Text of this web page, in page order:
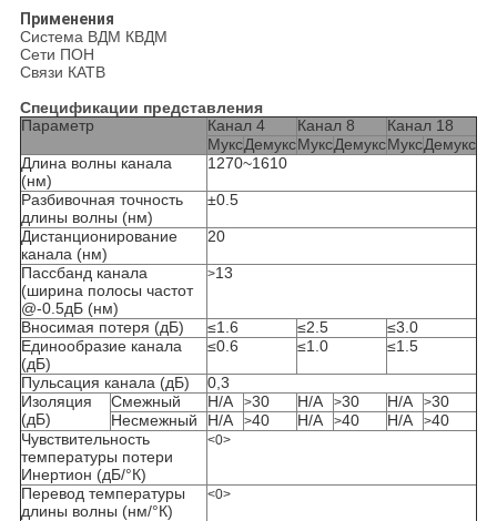
Применения
Система ВДМ КВДМ
Сети ПОН
Связи КАТВ
Спецификации представления
Параметр
Канал 4 Канал 8
Канал 18
МуксДемуксМуксДемуксМуксДемукс
Длина волны канала
(нм)
1270~1610
Разбивочная точность
длины волны (нм)
±0.5
Дистанционирование
канала (нм)
20
Пассбанд канала
(ширина полосы частот
@-0.5дБ (нм)
>13
Вносимая потеря (дБ) ≤1.6 ≤2.5
≤3.0
Единообразие канала
(дБ)
≤0.6 ≤1.0 ≤1.5
Пульсация канала (дБ)
0,3
Изоляция
(дБ)
Смежный Н/А >30 Н/А >30 Н/А >30
Несмежный
Н/А >40 Н/А >40 Н/А >40
Чувствительность
температуры потери
Инертион (дБ/°К)
<0>
Перевод температуры
длины волны (нм/°К)
<0>